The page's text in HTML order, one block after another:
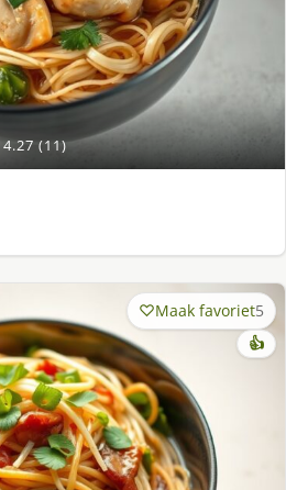
4.27 (11)
Maak favoriet5
👍